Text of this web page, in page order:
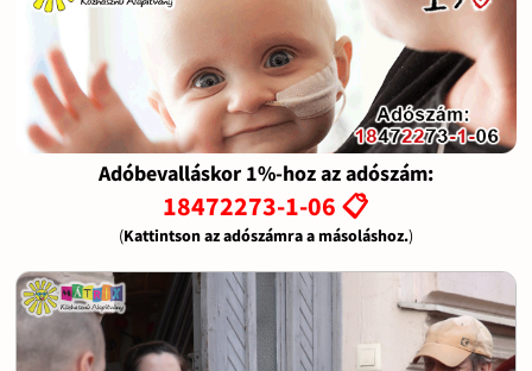
Adóbevalláskor 1%-hoz az adószám:
18472273-1-06 📋
(Kattintson az adószámra a másoláshoz.)